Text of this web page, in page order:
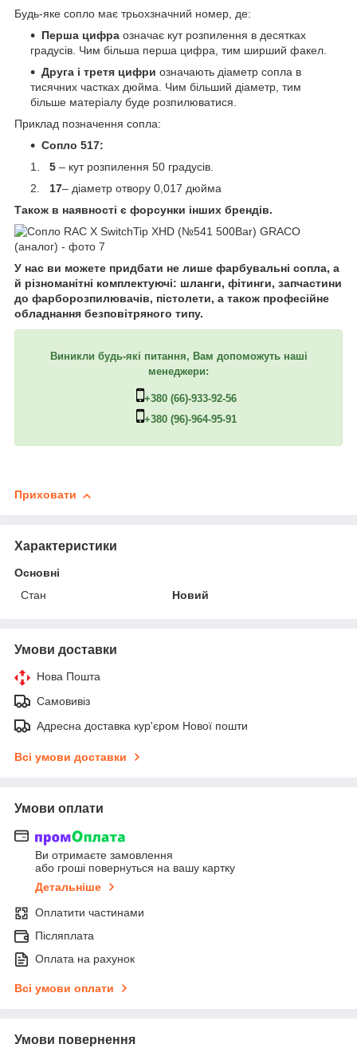
Будь-яке сопло має трьохзначний номер, де:
Перша цифра означає кут розпилення в десятках
градусів. Чим більша перша цифра, тим ширший факел.
Друга і третя цифри означають діаметр сопла в
тисячних частках дюйма. Чим більший діаметр, тим
більше матеріалу буде розпилюватися.
Приклад позначення сопла:
Сопло 517:
5 – кут розпилення 50 градусів.
17– діаметр отвору 0,017 дюйма
Також в наявності є форсунки інших брендів.
У нас ви можете придбати не лише фарбувальні сопла, а
й різноманітні комплектуючі: шланги, фітинги, запчастини
до фарборозпилювачів, пістолети, а також професійне
обладнання безповітряного типу.
Виникли будь-які питання, Вам допоможуть наші
менеджери:
+380 (66)-933-92-56
+380 (96)-964-95-91
Приховати
Характеристики
Основні
Стан
Новий
Умови доставки
Нова Пошта
Самовивіз
Адресна доставка кур'єром Нової пошти
Всі умови доставки
Умови оплати
Ви отримаєте замовлення
або гроші повернуться на вашу картку
Детальніше
Оплатити частинами
Післяплата
Оплата на рахунок
Всі умови оплати
Умови повернення